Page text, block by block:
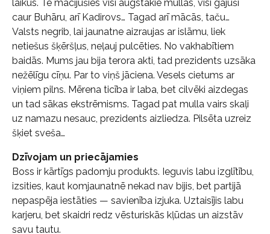
laikus. Te mācījušies visi augstākie mullas, visi gājuši
caur Buhāru, arī Kadirovs… Tagad arī mācās, taču…
Valsts negrib, lai jaunatne aizraujas ar islāmu, liek
netiešus šķēršļus, neļauj pulcēties. No vakhabītiem
baidās. Mums jau bija terora akti, tad prezidents uzsāka
nežēlīgu cīņu. Par to viņš jāciena. Vesels cietums ar
viņiem pilns. Mērena ticība ir laba, bet cilvēki aizdegas
un tad sākas ekstrēmisms. Tagad pat mulla vairs skaļi
uz namazu nesauc, prezidents aizliedza. Pilsēta uzreiz
šķiet sveša…
Dzīvojam un priecājamies
Boss ir kārtīgs padomju produkts. Ieguvis labu izglītību,
izsities, kaut komjaunatnē nekad nav bijis, bet partijā
nepaspēja iestāties — savienība izjuka. Uztaisījis labu
karjeru, bet skaidri redz vēsturiskās kļūdas un aizstāv
savu tautu.